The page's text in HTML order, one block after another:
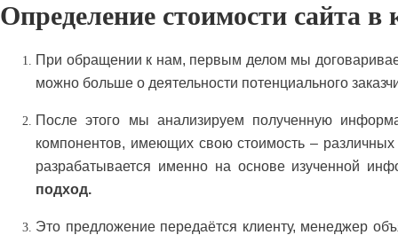
Определение стоимости сайта
При обращении к нам, первым делом мы
можно больше о деятельности потенциального
После этого мы анализируем полученную
компонентов, имеющих свою стоимость –
разрабатывается именно на основе изученной
подход.
Это предложение передаётся клиенту, менеджер